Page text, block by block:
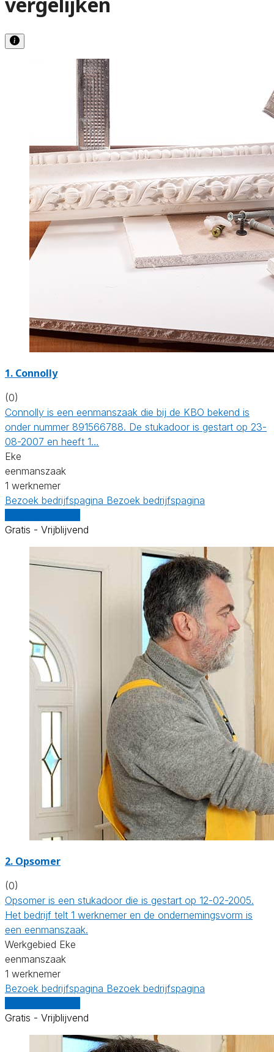
1. Connolly
(0)
Connolly is een eenmanszaak die bij de KBO bekend is
onder nummer 891566788. De stukadoor is gestart op 23-
08-2007 en heeft 1…
Eke
eenmanszaak
1 werknemer
Bezoek bedrijfspagina Bezoek bedrijfspagina
Gratis - Vrijblijvend
2. Opsomer
(0)
Opsomer is een stukadoor die is gestart op 12-02-2005.
Het bedrijf telt 1 werknemer en de ondernemingsvorm is
een eenmanszaak.
Werkgebied Eke
eenmanszaak
1 werknemer
Bezoek bedrijfspagina Bezoek bedrijfspagina
Gratis - Vrijblijvend